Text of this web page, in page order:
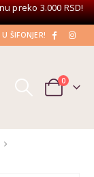
preko 3.000 RSD!
ŠIFONJER!
0